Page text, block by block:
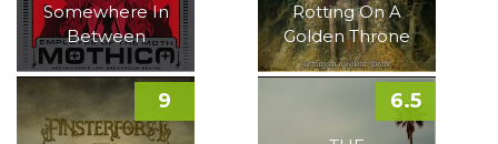
Somewhere In
Between
Rotting On A
Golden Throne
9 6.5